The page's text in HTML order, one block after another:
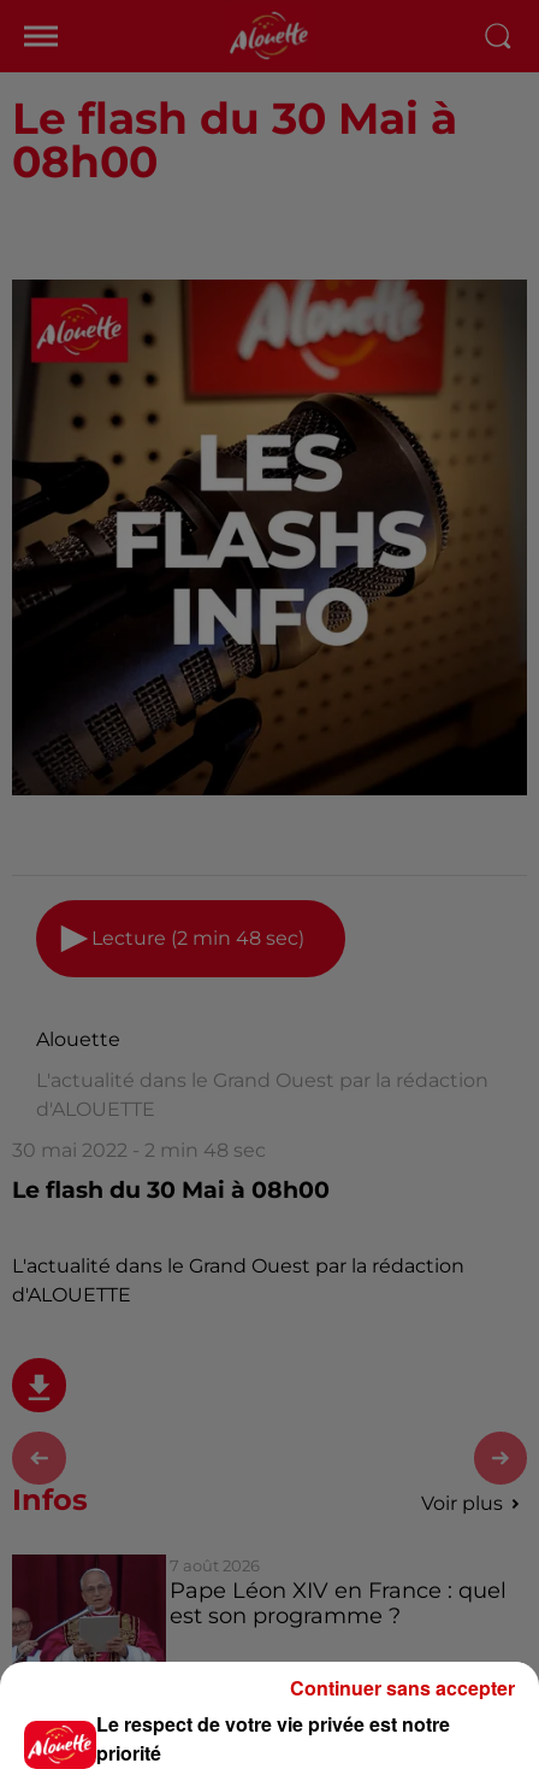
Le flash du 30 Mai à
08h00
Lecture (2 min 48 sec)
Alouette
L'actualité dans le Grand Ouest par la rédaction
d'ALOUETTE
30 mai 2022 - 2 min 48 sec
Le flash du 30 Mai à 08h00
L'actualité dans le Grand Ouest par la rédaction
d'ALOUETTE
Infos Voir plus
7 août 2026
Pape Léon XIV en France : quel
est son programme ?
7 août 2026
Le respect de votre vie privée est notre
priorité
Continuer sans accepter